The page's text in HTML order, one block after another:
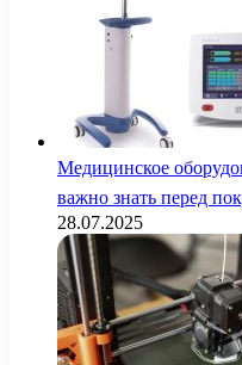
Медицинское
важно знать перед
28.07.2025